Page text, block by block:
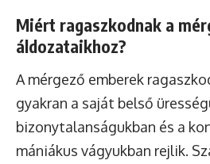
Miért ragaszkodnak a
áldozataikhoz?
A mérgező emberek
gyakran a saját belső
bizonytalanságukban és a
mániákus vágyukban rejlik.